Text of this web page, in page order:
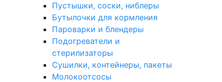
Пустышки, соски, ниблеры
Бутылочки для кормления
Пароварки и блендеры
Подогреватели и
стерилизаторы
Сушилки, контейнеры, пакеты
Молокоотсосы